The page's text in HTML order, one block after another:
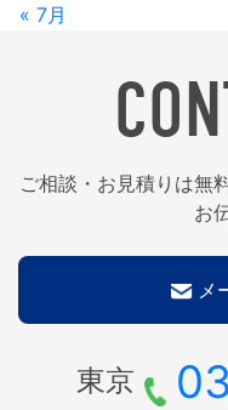
« 7月
ご相談・お見積りは無
お
メ
東京